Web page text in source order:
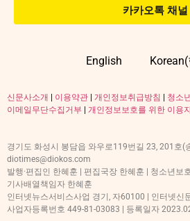
카카오톡 채널
English
신문사소개 이용약관 개인정보취급방침 청소
이메일무단수집거부
개인정보보호를 위한 이용
경기도 화성시 봉담읍 와우로119번길 23, 201호(
diotimes@diokos.com
발행·편집인 한혜훈 | 편집국장 한혜훈 | 청소년보
기사배열책임자 한혜훈
인터넷뉴스서비스사업 경기, 자60100 | 인터넷신
사업자등록번호 449-81-03083 | 등록일자